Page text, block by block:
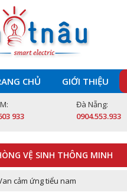
CHỦ GIỚI THIỆU
933
Đà Nẵng:
0904.553.933
VỆ SINH THÔNG MINH
cảm ứng tiểu nam